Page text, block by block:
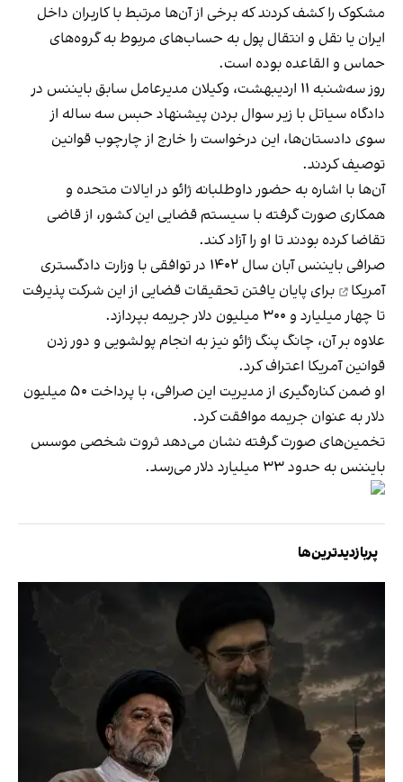
مشکوک را کشف کردند که برخی از آن‌ها مرتبط با کاربران داخل
ایران یا نقل و انتقال پول به حساب‌های مربوط به گروه‌های
حماس و القاعده بوده است.
روز سه‌شنبه ۱۱ اردیبهشت، وکیلان مدیرعامل سابق بایننس در
دادگاه سیاتل با زیر سوال بردن پیشنهاد حبس سه ساله از
سوی دادستان‌ها، این درخواست را خارج از چارچوب قوانین
توصیف کردند.
آن‌ها با اشاره به حضور داوطلبانه ژائو در ایالات متحده و
همکاری صورت گرفته با سیستم قضایی این کشور، از قاضی
تقاضا کرده بودند تا او را آزاد کند.
صرافی بایننس آبان سال ۱۴۰۲ در
توافقی با وزارت دادگستری
آمریکا
برای پایان یافتن تحقیقات قضایی از این شرکت پذیرفت
تا چهار میلیارد و ۳۰۰ میلیون دلار جریمه بپردازد.
علاوه بر آن، چانگ پنگ ژائو نیز به انجام پولشویی و دور زدن
قوانین آمریکا اعتراف کرد.
او ضمن کناره‌گیری از مدیریت این صرافی، با پرداخت ۵۰ میلیون
دلار به عنوان جریمه موافقت کرد.
تخمین‌های صورت گرفته نشان می‌دهد ثروت شخصی موسس
بایننس به حدود ۳۳ میلیارد دلار می‌رسد.
پربازدیدترین‌ها